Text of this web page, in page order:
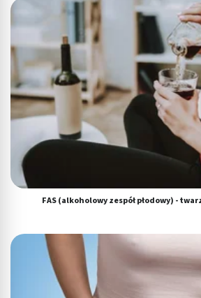
FAS (alkoholowy zespół płodowy) -